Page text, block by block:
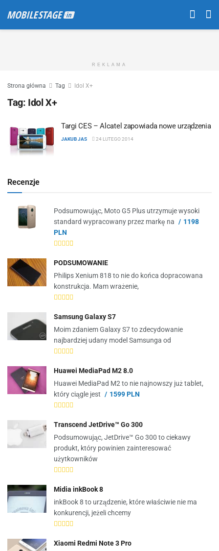
REKLAMA
Strona główna Tag Idol X+
Tag: Idol X+
Targi CES – Alcatel zapowiada nowe urządzenia
JAKUB JAS 24 LUTEGO 2014
Recenzje
Podsumowując, Moto G5 Plus utrzymuje wysoki
standard wypracowany przez markę na
1198
PLN
PODSUMOWANIE
Philips Xenium 818 to nie do końca dopracowana
konstrukcja. Mam wrażenie,
Samsung Galaxy S7
Moim zdaniem Galaxy S7 to zdecydowanie
najbardziej udany model Samsunga od
Huawei MediaPad M2 8.0
Huawei MediaPad M2 to nie najnowszy już tablet,
który ciągle jest
1599 PLN
Transcend JetDrive™ Go 300
Podsumowując, JetDrive™ Go 300 to ciekawy
produkt, który powinien zainteresować
użytkowników
Midia inkBook 8
inkBook 8 to urządzenie, które właściwie nie ma
konkurencji, jeżeli chcemy
Xiaomi Redmi Note 3 Pro